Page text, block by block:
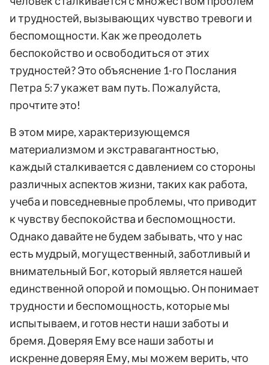
и трудностей, вызывающих чувство тревоги и
беспомощности. Как же преодолеть
беспокойство и освободиться от этих
трудностей? Это объяснение 1-го Послания
Петра 5:7 укажет вам путь. Пожалуйста,
прочтите это!
В этом мире, характеризующемся
материализмом и экстравагантностью,
каждый сталкивается с давлением со стороны
различных аспектов жизни, таких как работа,
учеба и повседневные проблемы, что приводит
к чувству беспокойства и беспомощности.
Однако давайте не будем забывать, что у нас
есть мудрый, могущественный, заботливый и
внимательный Бог, который является нашей
единственной опорой и помощью. Он понимает
трудности и беспомощность, которые мы
испытываем, и готов нести наши заботы и
бремя. Доверяя Ему все наши заботы и
искренне доверяя Ему, мы можем верить, что